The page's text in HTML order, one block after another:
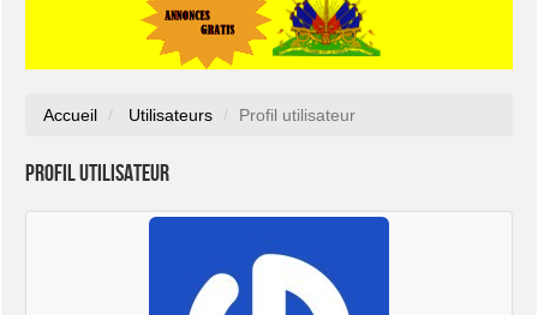
Accueil Utilisateurs Profil utilisateur
Profil utilisateur